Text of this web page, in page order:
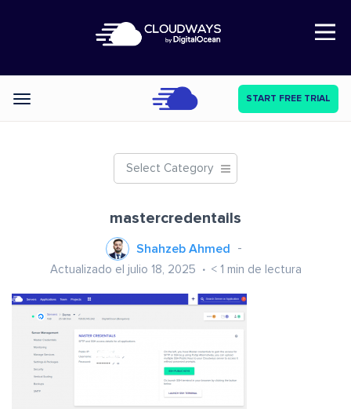
Open Nav
Categories START FREE TRIAL
Select Category
mastercredentails
Shahzeb Ahmed
Actualizado el julio 18, 2025 < 1 min de lectura